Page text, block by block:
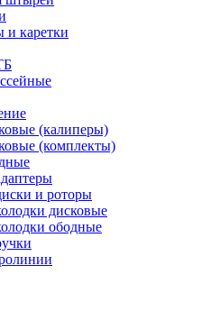
и каретки
(калиперы)
(комплекты)
и роторы
дисковые
ободные